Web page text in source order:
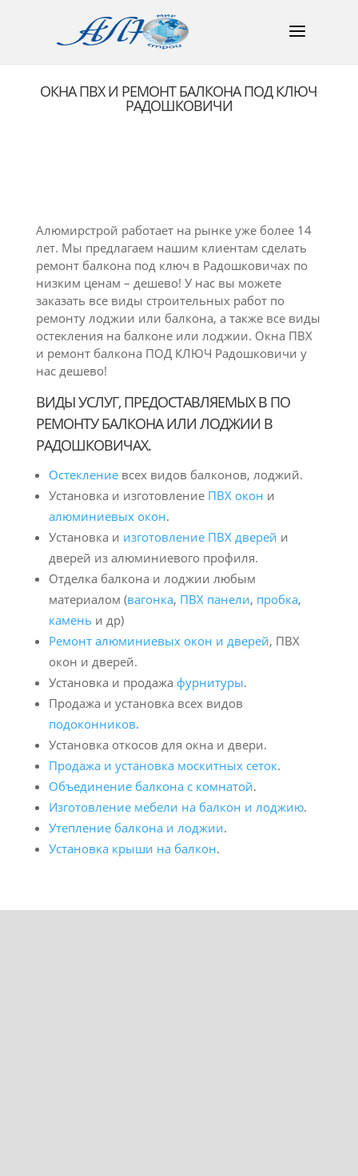
ОКНА ПВХ И РЕМОНТ БАЛКОНА ПОД КЛЮЧ
РАДОШКОВИЧИ
Алюмирстрой работает на рынке уже более 14
лет. Мы предлагаем нашим клиентам сделать
ремонт балкона под ключ в Радошковичах по
низким ценам – дешево! У нас вы можете
заказать все виды строительных работ по
ремонту лоджии или балкона, а также все виды
остекления на балконе или лоджии. Окна ПВХ
и ремонт балкона ПОД КЛЮЧ Радошковичи у
нас дешево!
ВИДЫ УСЛУГ, ПРЕДОСТАВЛЯЕМЫХ В ПО
РЕМОНТУ БАЛКОНА ИЛИ ЛОДЖИИ В
РАДОШКОВИЧАХ.
Остеклениевсех видов балконов, лоджий.
Установка и изготовление ПВХ окон и
алюминиевых окон.
Установка и изготовление ПВХ дверей и
дверей из алюминиевого профиля.
Отделка балкона и лоджии любым
материалом (вагонка, ПВХ панели, пробка,
камень и др)
Ремонт алюминиевых окон и дверей, ПВХ
окон и дверей.
Установка и продажа фурнитуры.
Продажа и установка всех видов
подоконников.
Установка откосов для окна и двери.
Продажа и установка москитных сеток.
Объединение балкона с комнатой.
Изготовление мебели на балкон и лоджию.
Утепление балкона и лоджии.
Установка крыши на балкон.